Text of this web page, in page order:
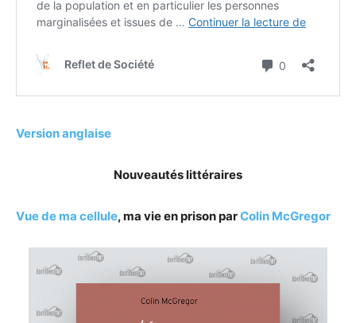
Version anglaise
Nouveautés littéraires
Vue de ma cellule, ma vie en prison parColin McGregor